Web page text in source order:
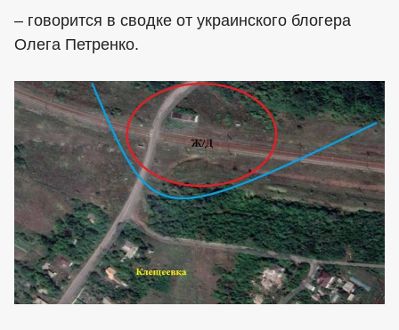
– говорится в сводке от украинского блогера
Олега Петренко.